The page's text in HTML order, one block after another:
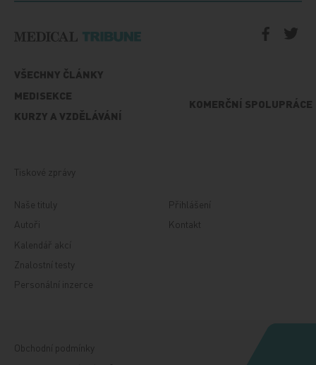
VŠECHNY ČLÁNKY
MEDISEKCE
KURZY A VZDĚLÁVÁNÍ
KOMERČNÍ SPOLUPRÁCE
Tiskové zprávy
Naše tituly
Autoři
Kalendář akcí
Znalostní testy
Personální inzerce
Přihlášení
Kontakt
Obchodní podmínky